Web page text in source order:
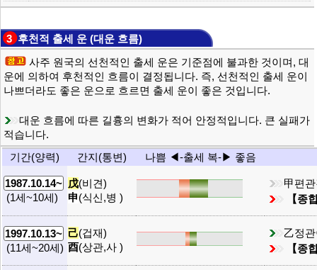
3 후천적 출세 운 (대운 흐름)
사주 원국의 선천적인 출세 운은 기준점에 불과한 것이며, 대
운에 의하여 후천적인 흐름이 결정됩니다. 즉, 선천적인 출세 운이
나쁘더라도 좋은 운으로 흐르면 출세 운이 좋은 것입니다.
대운 흐름에 따른 길흉의 변화가 적어 안정적입니다. 큰 실패가
적습니다.
기간(양력)
간지(통변) 나쁨 ◀-출세 복-▶ 좋음
1987.10.14~
(1세~10세)
戊(비견)
申(식신,병 )
甲편
【종
1997.10.13~
(11세~20세)
己(겁재)
酉(상관,사 )
乙정
【종